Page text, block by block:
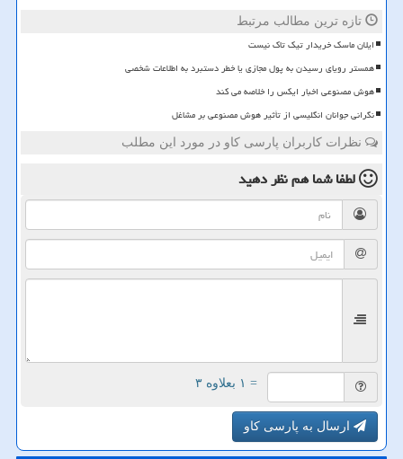
تازه ترین مطالب مرتبط
ایلان ماسک خریدار تیک تاک نیست
همستر رویای رسیدن به پول مجازی یا خطر دستبرد به اطلاعات شخصی
هوش مصنوعی اخبار ایکس را خلاصه می کند
نگرانی جوانان انگلیسی از تأثیر هوش مصنوعی بر مشاغل
نظرات کاربران پارسی کاو در مورد این مطلب
لطفا شما همنظر دهید
= ۱ بعلاوه ۳
ارسال به پارسی کاو